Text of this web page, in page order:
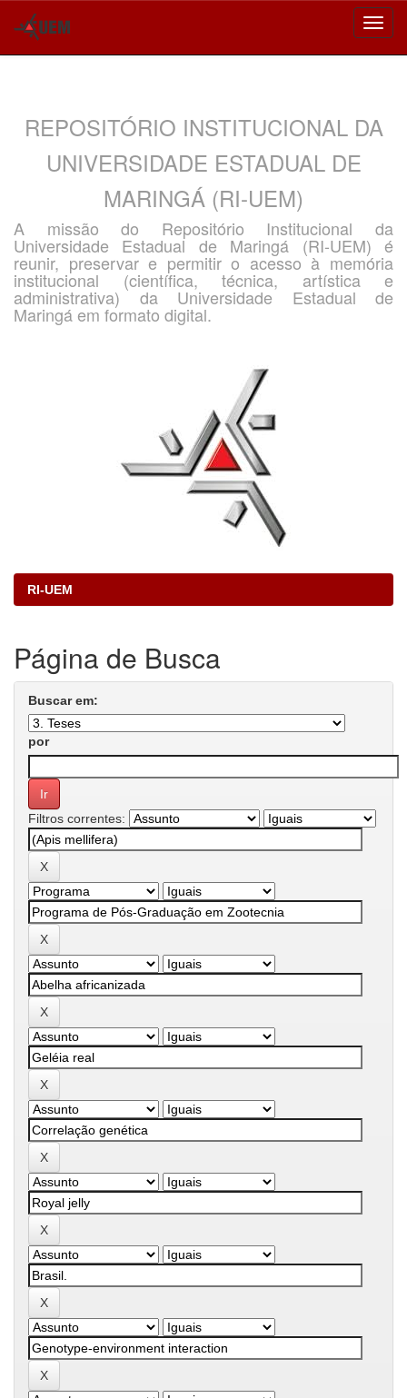
REPOSITÓRIO INSTITUCIONAL DA
UNIVERSIDADE ESTADUAL DE
MARINGÁ (RI-UEM)
A missão do Repositório Institucional da
Universidade Estadual de Maringá (RI-UEM) é
reunir, preservar e permitir o acesso à memória
institucional (científica, técnica, artística e
administrativa) da Universidade Estadual de
Maringá em formato digital.
RI-UEM
Página de Busca
Buscar em:
por
Filtros correntes: